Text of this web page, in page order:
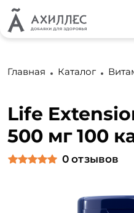
Главная Каталог
Life
500 мг 100
0 отзывов